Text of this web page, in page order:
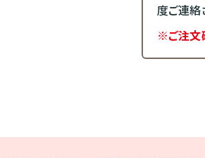
度ご連絡
※ご注文